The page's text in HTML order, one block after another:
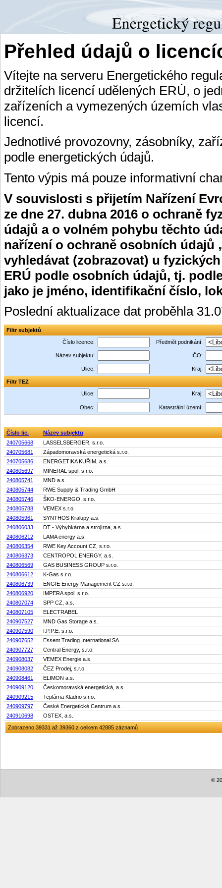
Přehled údajů o
Vítejte na serveru Energetického
držitelích licencí udělených ERÚ, o
zařízeních a vymezených územích
licencí.
Jednotlivé provozovny, zásobníky,
podle energetických údajů.
Tento výpis má pouze informativní
V souvislosti s přijetím Nařízení
ze dne 27. dubna 2016 o ochraně
údajů a o volném pohybu těchto
nařízení o ochraně osobních údajů
vyhledávat (zobrazovat) u
ERÚ podle osobních údajů, tj.
jako je jméno, identifikační číslo,
Poslední aktualizace dat proběhla
Filtr subjektů
Číslo licence:
Předmět podnikání:
Název subjektu: IČO:
Ulice: Kraj:
Filtr TEZ
Ulice:
Kraj:
Obec: Katastrální území:
Číslo lic.
Název subjektu
240705668
LASSELSBERGER, s.r.o.
240705681
Západomoravská energetická s.r.o.
240705686
ENERGETIKA KUŘIM, a.s.
240805697
MINERAL spol. s r.o.
240805741
MND a.s.
240805744
RWE Supply & Trading GmbH
240805746
ŠKO-ENERGO, s.r.o.
240805788
VEMEX s.r.o.
240805961
SYNTHOS Kralupy a.s.
240806033
DT - Výhybkárna a strojírna, a.s.
240806212
LAMA energy a.s.
240806354
RWE Key Account CZ, s.r.o.
240806373
CENTROPOL ENERGY, a.s.
240806569
GAS BUSINESS GROUP s.r.o.
240806612
K-Gas s.r.o.
240806739
ENGIE Energy Management CZ s.r.o.
240806920
IMPERA spol. s r.o.
240807074
SPP CZ, a.s.
240807105
ELECTRABEL
240907527
MND Gas Storage a.s.
240907590
I.P.P.E. s.r.o.
240907652
Essent Trading International SA
240907727
Central Energy, s.r.o.
240908037
VEMEX Energie a.s.
240908082
ČEZ Prodej, s.r.o.
240908461
ELIMON a.s.
240909120
Českomoravská energetická, a.s.
240909215
Teplárna Kladno s.r.o.
240909797
České Energetické Centrum a.s.
240910698
OSTEX, a.s.
Zobrazeno 39331 až 39360 z celkem 42885 záznamů
©